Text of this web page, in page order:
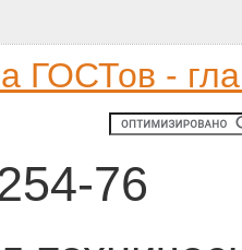
ГОСТов -
76